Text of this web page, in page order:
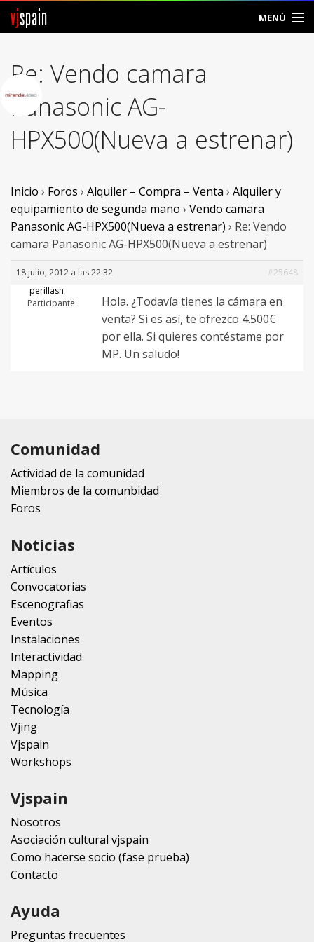
vjspain MENÚ
Noticias
Vjspain
Ayuda
Contacto
Entrar
Crear Cuenta
Re: Vendo camara
Panasonic AG-
HPX500(Nueva a estrenar)
Inicio › Foros › Alquiler – Compra – Venta › Alquiler y
equipamiento de segunda mano › Vendo camara
Panasonic AG-HPX500(Nueva a estrenar) › Re: Vendo
camara Panasonic AG-HPX500(Nueva a estrenar)
18 julio, 2012 a las 22:32
#25648
perillash
Participante
Hola. ¿Todavía tienes la cámara en
venta? Si es así, te ofrezco 4.500€
por ella. Si quieres contéstame por
MP. Un saludo!
Comunidad
Actividad de la comunidad
Miembros de la comunbidad
Foros
Noticias
Artículos
Convocatorias
Escenografias
Eventos
Instalaciones
Interactividad
Mapping
Música
Tecnología
Vjing
Vjspain
Workshops
Vjspain
Nosotros
Asociación cultural vjspain
Como hacerse socio (fase prueba)
Contacto
Ayuda
Preguntas frecuentes